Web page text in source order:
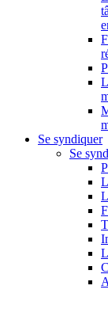
Se syndiquer
Se